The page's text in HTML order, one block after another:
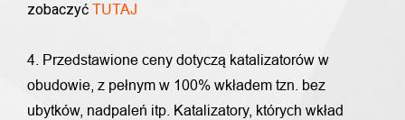
zobaczyć TUTAJ
4. Przedstawione ceny dotyczą katalizatorów w
obudowie, z pełnym w 100% wkładem tzn. bez
ubytków, nadpaleń itp. Katalizatory, których wkład